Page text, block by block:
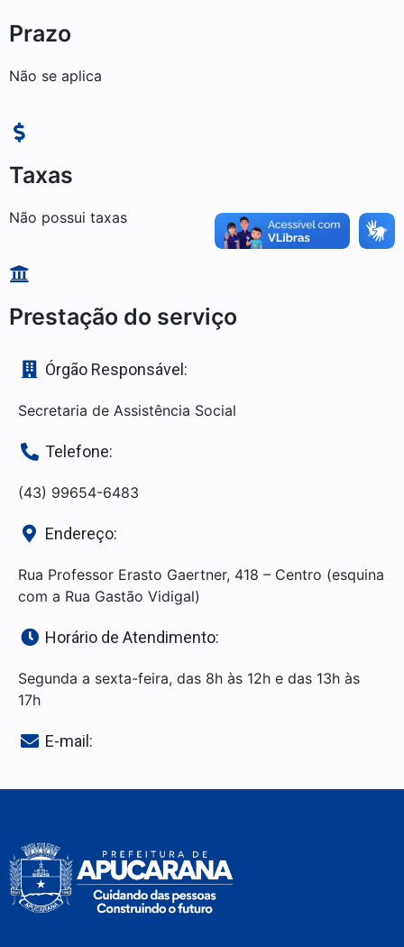
Prazo
Não se aplica
Taxas
Não possui taxas
Prestação do serviço
Órgão Responsável:
Secretaria de Assistência Social
Telefone:
(43) 99654-6483
Endereço:
Rua Professor Erasto Gaertner, 418 – Centro (esquina
com a Rua Gastão Vidigal)
Horário de Atendimento:
Segunda a sexta-feira, das 8h às 12h e das 13h às
17h
E-mail: